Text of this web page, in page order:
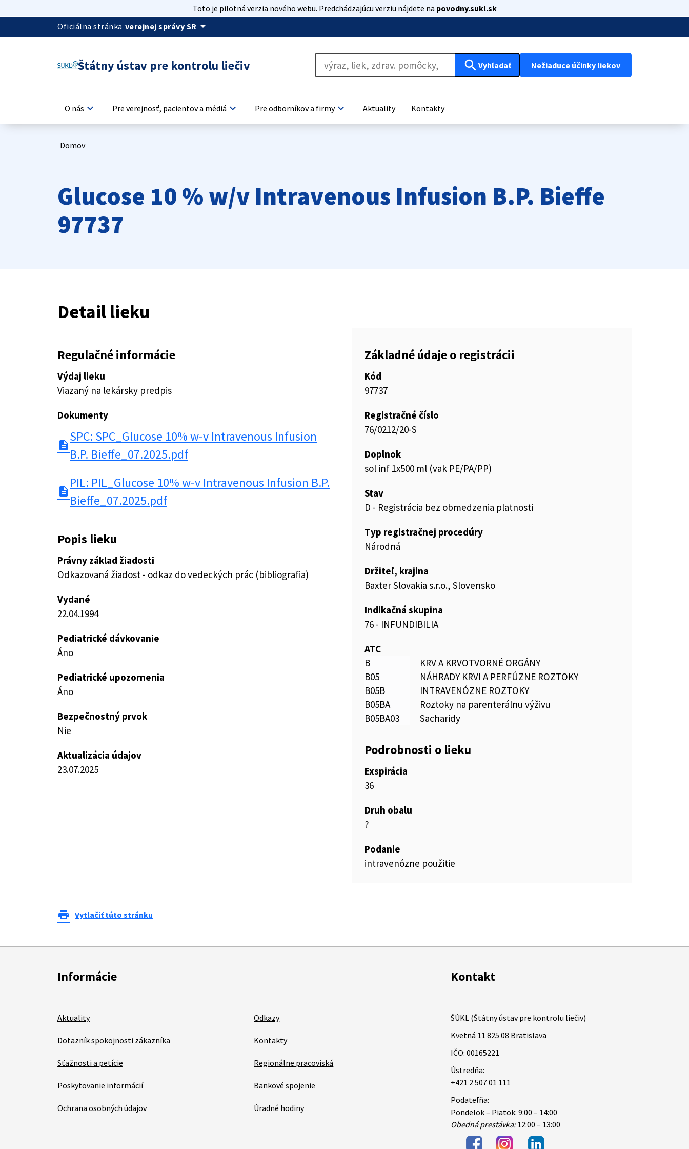
Toto je pilotná verzia nového webu. Predchádzajúcu verziu nájdete na povodny.sukl.sk
Oficiálna stránka verejnej správy SR arrow_drop_down
Štátny ústav pre kontrolu liečiv search Vyhľadať Nežiaduce účinky liekov
O nás keyboard_arrow_down Pre verejnosť, pacientov a médiá keyboard_arrow_down Pre odborníkov a firmykeyboard_arrow_down Aktuality Kontakty
Domov
Glucose 10 % w/v Intravenous Infusion B.P. Bieffe
97737
Detail lieku
Regulačné informácie
Výdaj lieku
Viazaný na lekársky predpis
Dokumenty
description
SPC: SPC_Glucose 10% w-v Intravenous Infusion
B.P. Bieffe_07.2025.pdf
description
PIL: PIL_Glucose 10% w-v Intravenous Infusion B.P.
Bieffe_07.2025.pdf
Popis lieku
Právny základ žiadosti
Odkazovaná žiadost - odkaz do vedeckých prác (bibliografia)
Vydané
22.04.1994
Pediatrické dávkovanie
Áno
Pediatrické upozornenia
Áno
Bezpečnostný prvok
Nie
Aktualizácia údajov
23.07.2025
Základné údaje o registrácii
Kód
97737
Registračné číslo
76/0212/20-S
Doplnok
sol inf 1x500 ml (vak PE/PA/PP)
Stav
D - Registrácia bez obmedzenia platnosti
Typ registračnej procedúry
Národná
Držiteľ, krajina
Baxter Slovakia s.r.o., Slovensko
Indikačná skupina
76 - INFUNDIBILIA
ATC
B
KRV A KRVOTVORNÉ ORGÁNY
B05
NÁHRADY KRVI A PERFÚZNE ROZTOKY
B05B
INTRAVENÓZNE ROZTOKY
B05BA
Roztoky na parenterálnu výživu
B05BA03
Sacharidy
Podrobnosti o lieku
Exspirácia
36
Druh obalu
?
Podanie
intravenózne použitie
print Vytlačiť túto stránku
Informácie
Aktuality
Dotazník spokojnosti zákazníka
Sťažnosti a petície
Poskytovanie informácií
Ochrana osobných údajov
Odkazy
Kontakty
Regionálne pracoviská
Bankové spojenie
Úradné hodiny
Kontakt
ŠÚKL (Štátny ústav pre kontrolu liečiv)
Kvetná 11 825 08 Bratislava
IČO: 00165221
Ústredňa:
+421 2 507 01 111
Podateľňa:
Pondelok – Piatok: 9:00 – 14:00
Obedná prestávka:12:00 – 13:00